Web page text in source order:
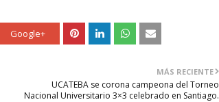
Google+
MÁS RECIENTE
UCATEBA se corona campeona del Torneo
Nacional Universitario 3×3 celebrado en Santiago.